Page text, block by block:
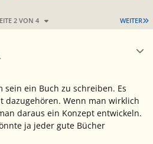
WEITER
2 VON 4
sein ein Buch zu schreiben. Es
dazugehören. Wenn man wirklich
daraus ein Konzept entwickeln.
ja jeder gute Bücher